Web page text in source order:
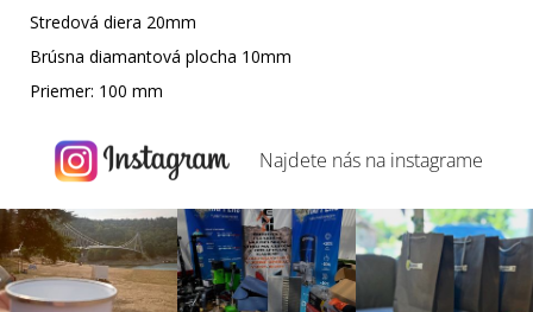
Stredová diera 20mm
Brúsna diamantová plocha 10mm
Priemer: 100 mm
Najdete nás na instagrame